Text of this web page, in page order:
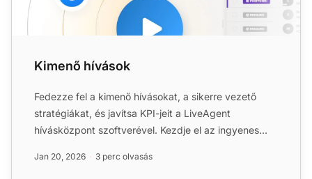
Kimenő hívások
Fedezze fel a kimenő hívásokat, a sikerre vezető
stratégiákat, és javítsa KPI-jeit a LiveAgent
hívásközpont szoftverével. Kezdje el az ingyenes
Jan 20, 2026 3 perc olvasás